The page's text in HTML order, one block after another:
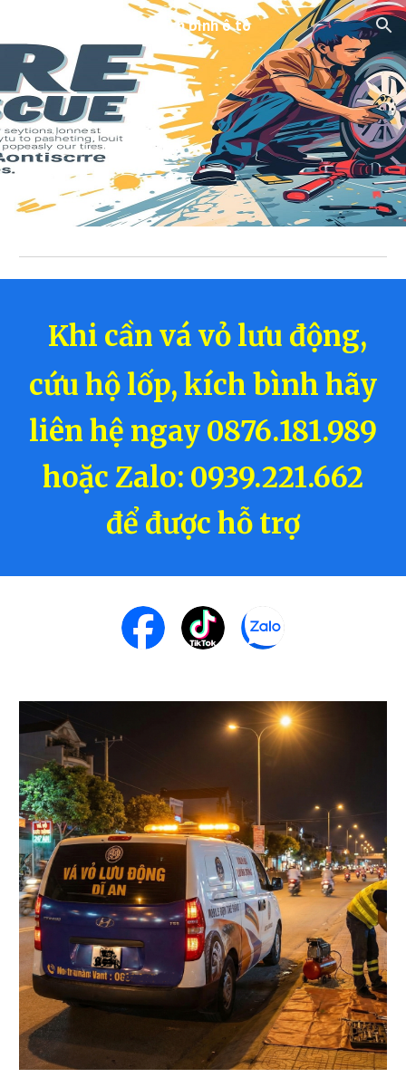
Skip to navigation
Vá vỏ lưu động - kích bình ô tô
Khi cần vá vỏ lưu động,
cứu hộ lốp, kích bình hãy
liên hệ ngay 0876.181.989
hoặc Zalo: 0939.221.662
để được hỗ trợ